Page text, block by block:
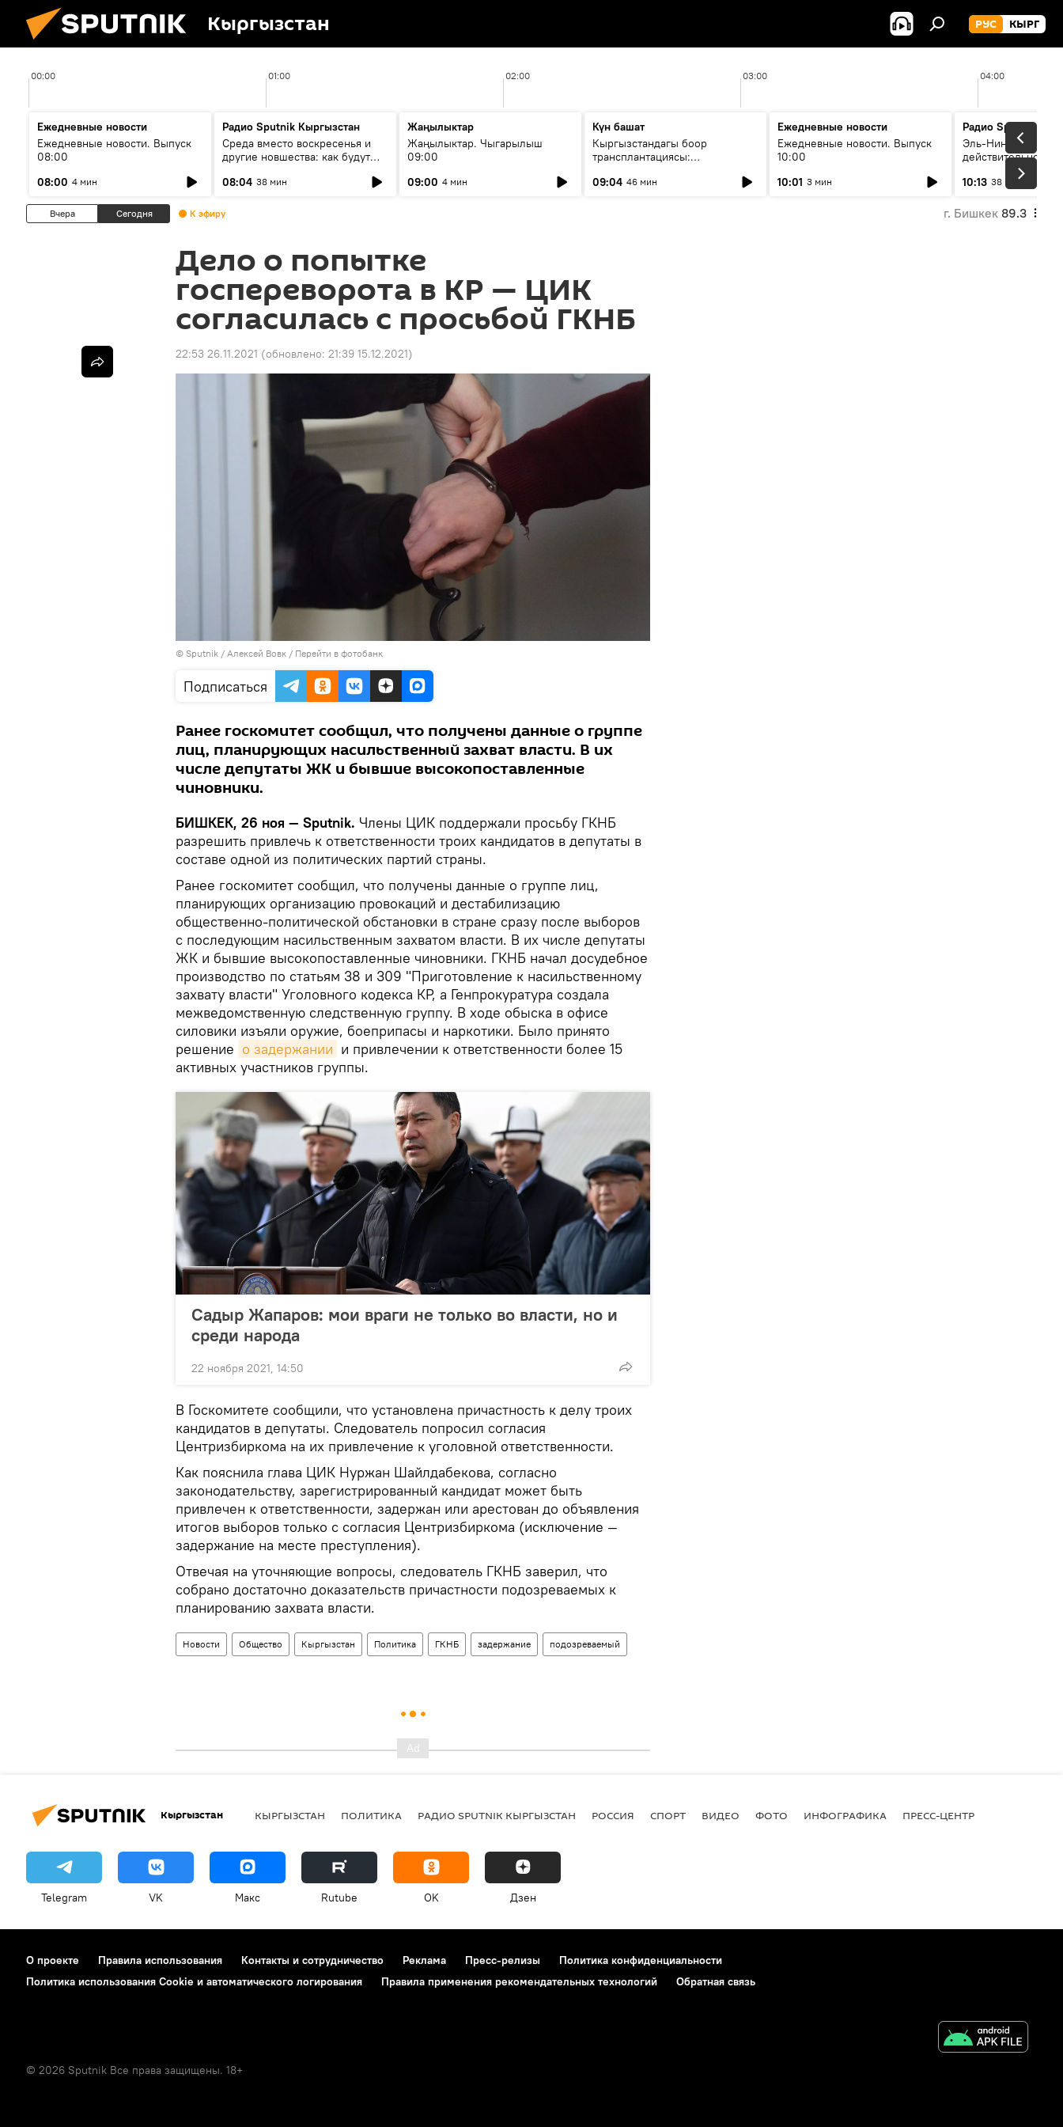
Кыргызстан РУС КЫРГ
00:00 01:00 02:00 03:00 04:00
Ежедневные новости
Ежедневные новости. Выпуск
08:00
08:00 4 мин
Радио Sputnik Кыргызстан
Среда вместо воскресенья и
другие новшества: как будут
08:04 38 мин
Жаңылыктар
Жаңылыктар. Чыгарылыш
09:00
09:00 4 мин
Күн башат
Кыргызстандагы боор
трансплантациясы:
келечеги
09:04 46 мин
Ежедневные новости
Ежедневные новости. Выпуск
10:00
10:01 3 мин
Радио Sputnik
Эль-Ниньо, жара и
действительно
погоду в
10:13 38 мин
Вчера Сегодня К эфиру г. Бишкек 89.3
Дело о попытке
госпереворота в КР — ЦИК
согласилась с просьбой ГКНБ
22:53 26.11.2021 (обновлено: 21:39 15.12.2021)
© Sputnik / Алексей Вовк / Перейти в фотобанк
Подписаться
Ранее госкомитет сообщил, что получены данные о группе
лиц, планирующих насильственный захват власти. В их
числе депутаты ЖК и бывшие высокопоставленные
чиновники.
БИШКЕК, 26 ноя — Sputnik. Члены ЦИК поддержали просьбу ГКНБ
разрешить привлечь к ответственности троих кандидатов в депутаты в
составе одной из политических партий страны.
Ранее госкомитет сообщил, что получены данные о группе лиц,
планирующих организацию провокаций и дестабилизацию
общественно-политической обстановки в стране сразу после выборов
с последующим насильственным захватом власти. В их числе депутаты
ЖК и бывшие высокопоставленные чиновники. ГКНБ начал досудебное
производство по статьям 38 и 309 "Приготовление к насильственному
захвату власти" Уголовного кодекса КР, а Генпрокуратура создала
межведомственную следственную группу. В ходе обыска в офисе
силовики изъяли оружие, боеприпасы и наркотики. Было принято
решение о задержании и привлечении к ответственности более 15
активных участников группы.
Садыр Жапаров: мои враги не только во власти, но и
среди народа
22 ноября 2021, 14:50
В Госкомитете сообщили, что установлена причастность к делу троих
кандидатов в депутаты. Следователь попросил согласия
Центризбиркома на их привлечение к уголовной ответственности.
Как пояснила глава ЦИК Нуржан Шайлдабекова, согласно
законодательству, зарегистрированный кандидат может быть
привлечен к ответственности, задержан или арестован до объявления
итогов выборов только с согласия Центризбиркома (исключение —
задержание на месте преступления).
Отвечая на уточняющие вопросы, следователь ГКНБ заверил, что
собрано достаточно доказательств причастности подозреваемых к
планированию захвата власти.
Новости Общество Кыргызстан Политика ГКНБ задержание подозреваемый
Кыргызстан КЫРГЫЗСТАН ПОЛИТИКА РАДИО SPUTNIK КЫРГЫЗСТАН РОССИЯ СПОРТ ВИДЕО ФОТО ИНФОГРАФИКА ПРЕСС-ЦЕНТР
Telegram VK Макс Rutube OK Дзен
О проекте Правила использования Контакты и сотрудничество Реклама Пресс-релизы
Политика конфиденциальности
Политика использования Cookie и автоматического логирования
Правила применения рекомендательных технологий Обратная связь
© 2026 Sputnik Все права защищены. 18+